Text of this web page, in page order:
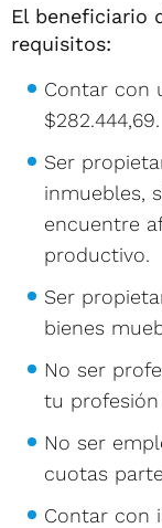
El beneficiario
requisitos:
Contar con
$282.444,69.
Ser
inmuebles,
encuentre
productivo.
Ser
bienes
No ser
tu
No ser
cuotas
Contar con